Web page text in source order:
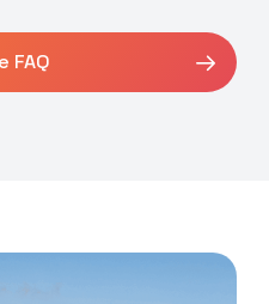
kan een hybride
FAQ